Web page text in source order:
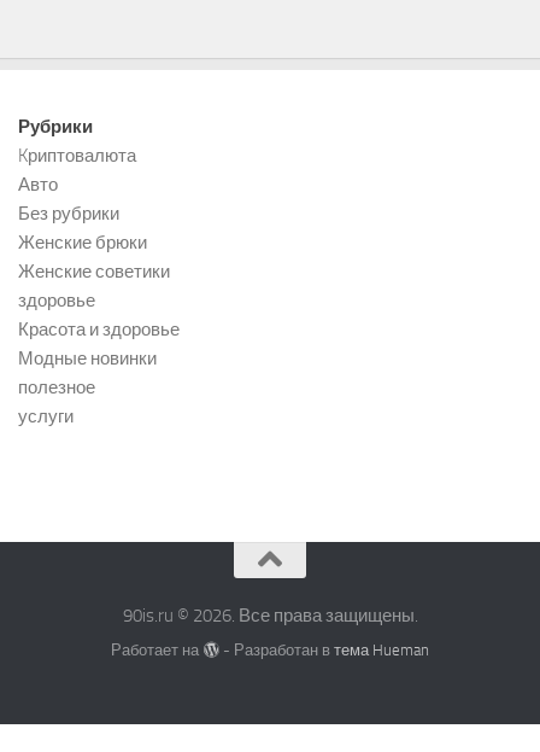
Рубрики
Kриптовалюта
Авто
Без рубрики
Женские брюки
Женские советики
здоровье
Красота и здоровье
Модные новинки
полезное
услуги
90is.ru © 2026. Все права защищены.
Работает на - Разработан в тема Hueman